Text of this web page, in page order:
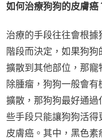
如何治療狗狗的皮膚
治療的手段往往會根
階段而決定，如果狗
擴散到其他部位，那
除腫瘤，狗狗一般會
擴散，那狗狗最好通
些手段只能讓狗狗活
皮膚癌。其中，黑色